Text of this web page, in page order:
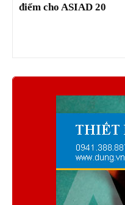
điểm cho ASIAD 20